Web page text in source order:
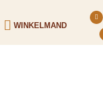
WINKELMAND